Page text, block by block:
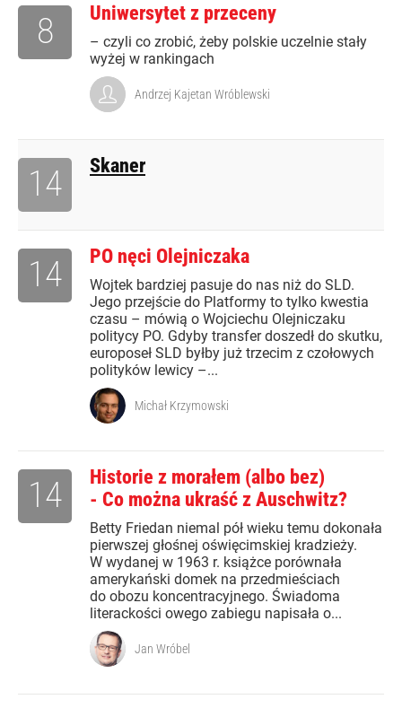
Uniwersytet z przeceny
– czyli co zrobić, żeby polskie uczelnie stały
wyżej w rankingach
8
Andrzej Kajetan Wróblewski
Skaner
14
PO nęci Olejniczaka
Wojtek bardziej pasuje do nas niż do SLD.
Jego przejście do Platformy to tylko kwestia
czasu – mówią o Wojciechu Olejniczaku
politycy PO. Gdyby transfer doszedł do skutku,
europoseł SLD byłby już trzecim z czołowych
polityków lewicy –...
14
Michał Krzymowski
Historie z morałem (albo bez)
- Co można ukraść z Auschwitz?
Betty Friedan niemal pół wieku temu dokonała
pierwszej głośnej oświęcimskiej kradzieży.
W wydanej w 1963 r. książce porównała
amerykański domek na przedmieściach
do obozu koncentracyjnego. Świadoma
literackości owego zabiegu napisała o...
14
Jan Wróbel